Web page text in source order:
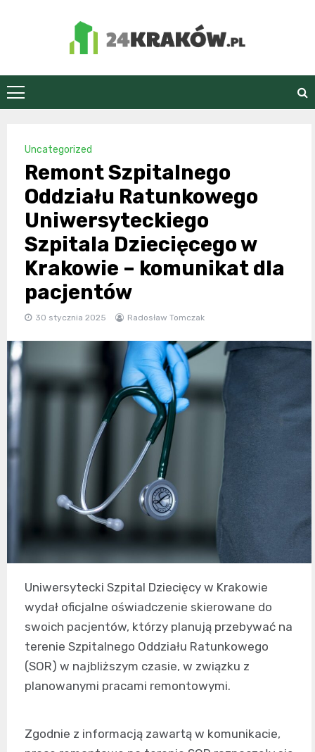
24Kraków.pl
Uncategorized
Remont Szpitalnego
Oddziału Ratunkowego
Uniwersyteckiego
Szpitala Dziecięcego w
Krakowie – komunikat dla
pacjentów
30 stycznia 2025 Radosław Tomczak
Uniwersytecki Szpital Dziecięcy w Krakowie
wydał oficjalne oświadczenie skierowane do
swoich pacjentów, którzy planują przebywać na
terenie Szpitalnego Oddziału Ratunkowego
(SOR) w najbliższym czasie, w związku z
planowanymi pracami remontowymi.
Zgodnie z informacją zawartą w komunikacie,